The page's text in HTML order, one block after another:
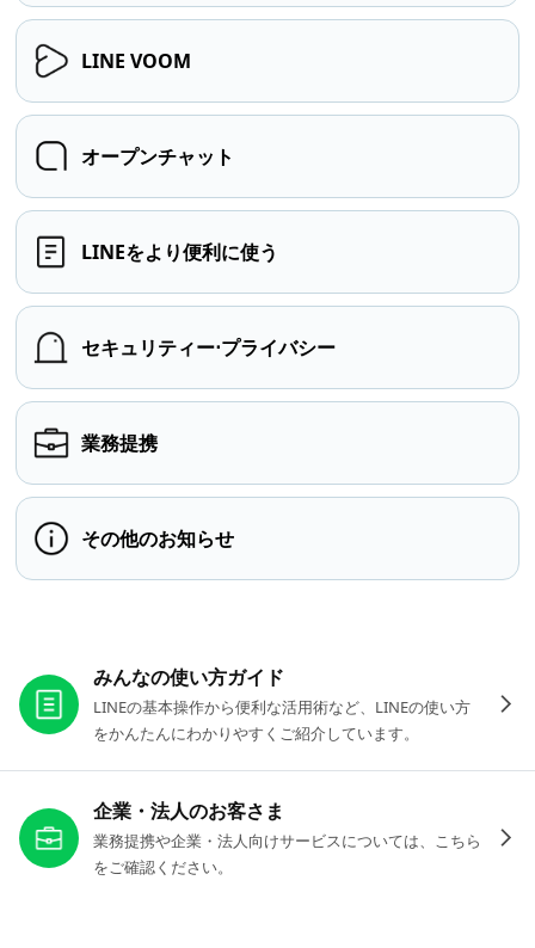
LINE VOOM
オープンチャット
LINEをより便利に使う
セキュリティー⋅プライバシー
業務提携
その他のお知らせ
みんなの使い方ガイド
LINEの基本操作から便利な活用術など、LINEの使い方
をかんたんにわかりやすくご紹介しています。
企業・法人のお客さま
業務提携や企業・法人向けサービスについては、こちら
をご確認ください。